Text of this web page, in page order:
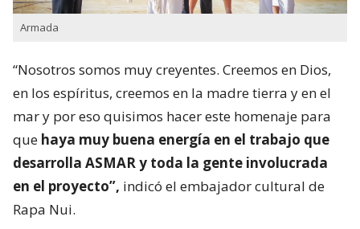
Armada
“Nosotros somos muy creyentes. Creemos en Dios,
en los espíritus, creemos en la madre tierra y en el
mar y por eso quisimos hacer este homenaje para
que haya muy buena energía en el trabajo que
desarrolla ASMAR y toda la gente involucrada
en el proyecto”, indicó el embajador cultural de
Rapa Nui.